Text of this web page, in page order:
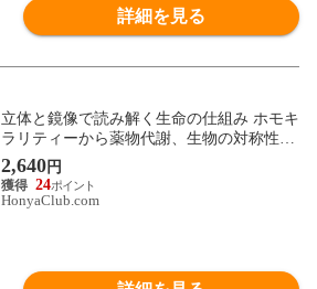
詳細を見る
立体と鏡像で読み解く生命の仕組み ホモキ
ラリティーから薬物代謝、生物の対称性ま
で /黒□正典
2,640円
24
HonyaClub.com